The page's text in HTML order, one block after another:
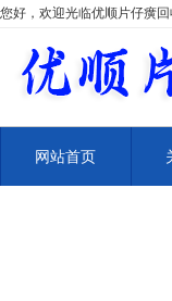
您好，欢迎光临优顺片仔癀
网站首页